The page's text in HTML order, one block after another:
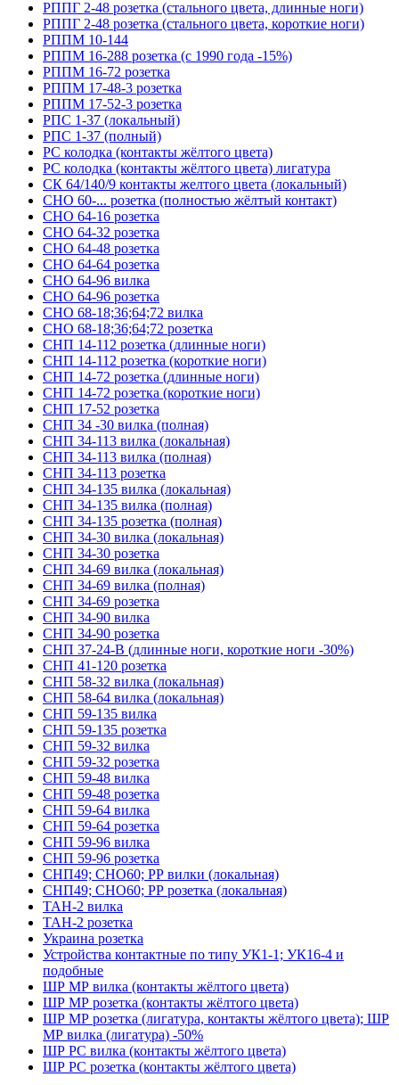
РППГ 2-48 розетка (стального цвета, длинные ноги)
РППГ 2-48 розетка (стального цвета, короткие ноги)
РППМ 10-144
РППМ 16-288 розетка (с 1990 года -15%)
РППМ 16-72 розетка
РППМ 17-48-3 розетка
РППМ 17-52-3 розетка
РПС 1-37 (локальный)
РПС 1-37 (полный)
РС колодка (контакты жёлтого цвета)
РС колодка (контакты жёлтого цвета) лигатура
СК 64/140/9 контакты желтого цвета (локальный)
СНО 60-... розетка (полностью жёлтый контакт)
СНО 64-16 розетка
СНО 64-32 розетка
СНО 64-48 розетка
СНО 64-64 розетка
СНО 64-96 вилка
СНО 64-96 розетка
СНО 68-18;36;64;72 вилка
СНО 68-18;36;64;72 розетка
СНП 14-112 розетка (длинные ноги)
СНП 14-112 розетка (короткие ноги)
СНП 14-72 розетка (длинные ноги)
СНП 14-72 розетка (короткие ноги)
СНП 17-52 розетка
СНП 34 -30 вилка (полная)
СНП 34-113 вилка (локальная)
СНП 34-113 вилка (полная)
СНП 34-113 розетка
СНП 34-135 вилка (локальная)
СНП 34-135 вилка (полная)
СНП 34-135 розетка (полная)
СНП 34-30 вилка (локальная)
СНП 34-30 розетка
СНП 34-69 вилка (локальная)
СНП 34-69 вилка (полная)
СНП 34-69 розетка
СНП 34-90 вилка
СНП 34-90 розетка
СНП 37-24-В (длинные ноги, короткие ноги -30%)
СНП 41-120 розетка
СНП 58-32 вилка (локальная)
СНП 58-64 вилка (локальная)
СНП 59-135 вилка
СНП 59-135 розетка
СНП 59-32 вилка
СНП 59-32 розетка
СНП 59-48 вилка
СНП 59-48 розетка
СНП 59-64 вилка
СНП 59-64 розетка
СНП 59-96 вилка
СНП 59-96 розетка
СНП49; СНО60; РР вилки (локальная)
СНП49; СНО60; РР розетка (локальная)
ТАН-2 вилка
ТАН-2 розетка
Украина розетка
Устройства контактные по типу УК1-1; УК16-4 и
подобные
ШР МР вилка (контакты жёлтого цвета)
ШР МР розетка (контакты жёлтого цвета)
ШР МР розетка (лигатура, контакты жёлтого цвета); ШР
МР вилка (лигатура) -50%
ШР РС вилка (контакты жёлтого цвета)
ШР РС розетка (контакты жёлтого цвета)